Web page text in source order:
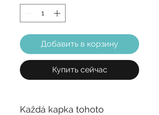
Добавить в корзину
Купить сейчас
Každá kapka tohoto